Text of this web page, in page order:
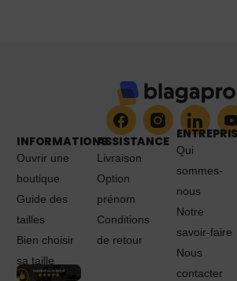
INFORMATIONS
Ouvrir une
boutique
Guide des
tailles
Bien choisir
sa taille
ASSISTANCE
Livraison
Option
prénom
Conditions
de retour
Qui
sommes-
nous
Notre
savoir-faire
Nous
contacter